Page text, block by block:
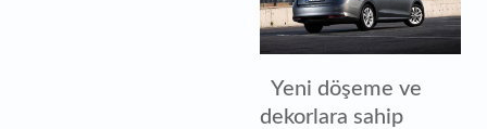
Yeni döşeme ve
dekorlara sahip